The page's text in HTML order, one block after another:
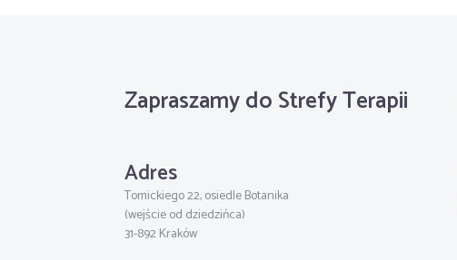
Zapraszamy do Strefy Terapii
Adres
Tomickiego 22, osiedle Botanika
(wejście od dziedzińca)
31-892 Kraków